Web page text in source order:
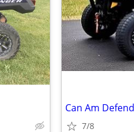
Can Am
7/8